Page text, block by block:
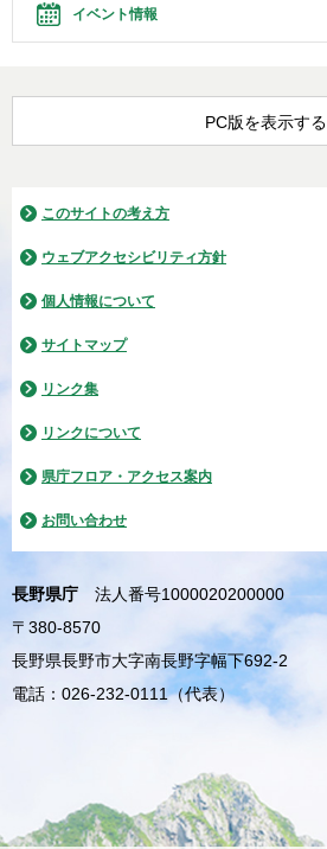
イベント情報
PC版を表示する
このサイトの考え方
ウェブアクセシビリティ方針
個人情報について
サイトマップ
リンク集
リンクについて
県庁フロア・アクセス案内
お問い合わせ
長野県庁
法人番号1000020200000
〒380-8570
長野県長野市大字南長野字幅下692-2
電話：026-232-0111（代表）